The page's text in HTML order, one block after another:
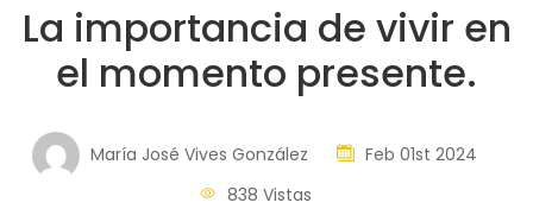
La importancia de vivir en
el momento presente.
María José Vives González
Feb 01st 2024
838 Vistas